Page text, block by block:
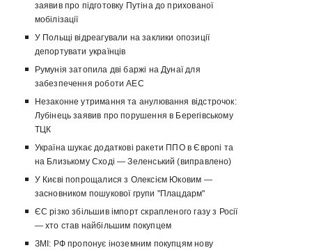
заявив про підготовку Путіна до прихованої
мобілізації
У Польщі відреагували на заклики опозиції
депортувати українців
Румунія затопила дві баржі на Дунаї для
забезпечення роботи АЕС
Незаконне утримання та анулювання відстрочок:
Лубінець заявив про порушення в Берегівському
ТЦК
Україна шукає додаткові ракети ППО в Європі та
на Близькому Сході — Зеленський (виправлено)
У Києві попрощалися з Олексієм Юковим —
засновником пошукової групи "Плацдарм"
ЄС різко збільшив імпорт скрапленого газу з Росії
— хто став найбільшим покупцем
ЗМІ: РФ пропонує іноземним покупцям нову